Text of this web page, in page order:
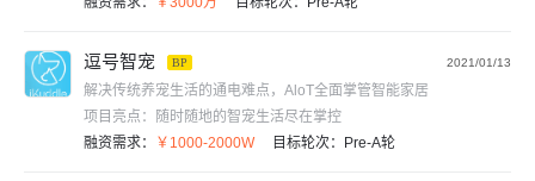
逗号智宠 BP 2021/01/13
解决传统养宠生活的通电难点，AloT全面掌管智能家居
项目亮点：
随时随地的智宠生活尽在掌控
融资需求：
￥1000-2000W 目标轮次： Pre-A轮